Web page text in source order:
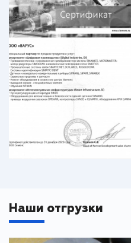
Наши отгрузки